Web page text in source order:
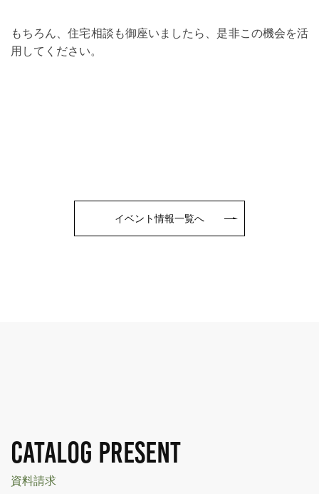
もちろん、住宅相談も御座いましたら、是非この機会を活
用してください。
イベント情報一覧へ
CATALOG PRESENT
資料請求